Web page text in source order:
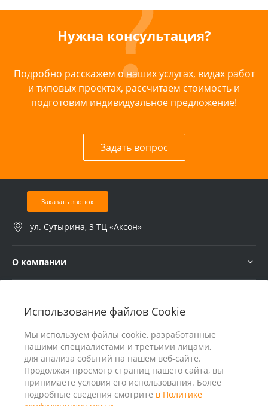
Использование файлов Cookie
Мы используем файлы cookie, разработанные
нашими специалистами и третьими лицами,
для анализа событий на нашем веб-сайте.
Продолжая просмотр страниц нашего сайта, вы
принимаете условия его использования. Более
подробные сведения смотрите в Политике
Нужна консультация?
Подробно расскажем о наших услугах, видах работ
и типовых проектах, рассчитаем стоимость и
подготовим индивидуальное предложение!
Задать вопрос
Заказать звонок
ул. Сутырина, 3 ТЦ «Аксон»
О компании
В помощь покупателю